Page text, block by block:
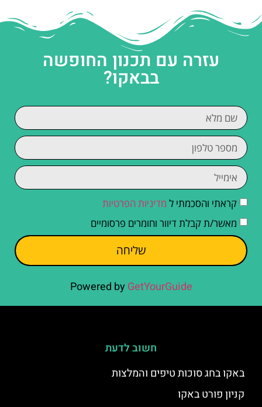
עזרה עם תכנון החופשה
בבאקו?
קראתי והסכמתי ל מדיניות הפרטיות
מאשר/ת קבלת דיוור וחומרים פרסומיים
שליחה
Powered by GetYourGuide
חשוב לדעת
באקו בחג סוכות טיפים והמלצות
קניון פורט באקו